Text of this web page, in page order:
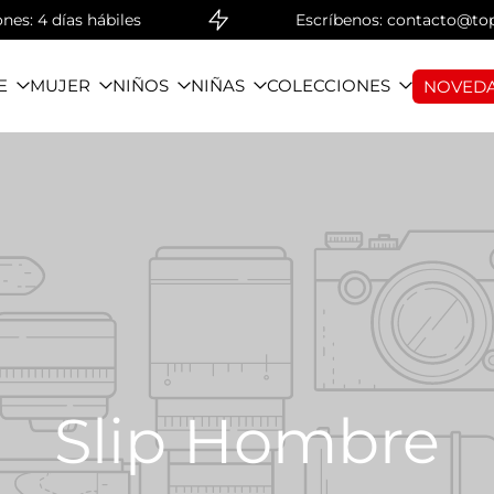
4 días hábiles Escríbenos:
MUJER NIÑOS NIÑAS COLECCIONES
Slip Hombre